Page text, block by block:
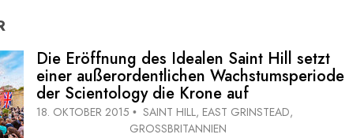
Die Eröffnung des Idealen Saint Hill setzt
einer außerordentlichen Wachstums­periode
der Scientology die Krone auf
18. OKTOBER 2015 • SAINT HILL, EAST GRINSTEAD,
GROSSBRITANNIEN